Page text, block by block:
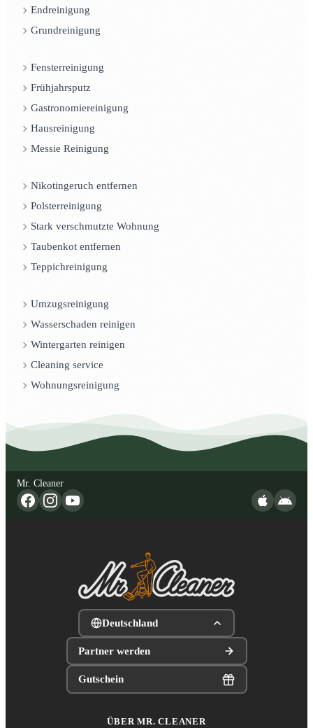
Endreinigung
Grundreinigung
Fensterreinigung
Frühjahrsputz
Gastronomiereinigung
Hausreinigung
Messie Reinigung
Nikotingeruch entfernen
Polsterreinigung
Stark verschmutzte Wohnung
Taubenkot entfernen
Teppichreinigung
Umzugsreinigung
Wasserschaden reinigen
Wintergarten reinigen
Cleaning service
Wohnungsreinigung
Mr. Cleaner
Deutschland
Partner werden
Gutschein
ÜBER MR. CLEANER